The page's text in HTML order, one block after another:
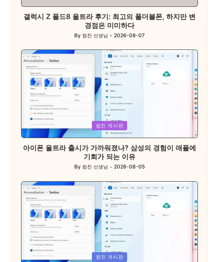
갤럭시 Z 폴드8 울트라 후기: 최고의 폴더블폰, 하지만 변
경점은 미미하다
Posted
By 컴친 선생님 2026-08-07
Posted
in
컴친 게시판
아이폰 울트라 출시가 가까워졌나? 삼성의 경험이 애플에
기회가 되는 이유
Posted
By 컴친 선생님 2026-08-05
Posted
컴친 게시판